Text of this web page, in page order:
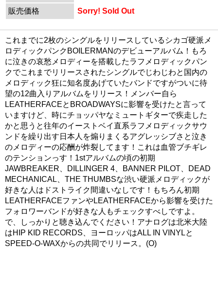
販売価格
Sorry! Sold Out
これまでに2枚のシングルをリリースしているシカゴ硬派メ
ロディックパンクBOILERMANのデビューアルバム！もろ
に泣きの哀愁メロディーを搭載したラフメロディックパン
クでこれまでリリースされたシングルでじわじわと国内の
メロディック狂に知名度あげていたバンドですがついに待
望の12曲入りアルバムをリリース！メンバー自ら
LEATHERFACEとBROADWAYSに影響を受けたと言って
いますけど、時にチョッパヤなミュートギターで疾走した
かと思うと往年のイーストベイ直系ラフメロディックサウ
ンドを繰り出す日本人を煽りまくるアグレッシブさと泣き
のメロディーの応酬が炸裂してます！これは血管ブチギレ
のテンションっす！1stアルバムの頃の初期
JAWBREAKER、DILLINGER 4、BANNER PILOT、DEAD
MECHANICAL、THE THUMBSな渋い硬派メロディックが
好きな人はドストライク間違いなしです！もちろん初期
LEATHERFACEファンやLEATHERFACEから影響を受けた
フォロワーバンドが好きな人もチェックすべしですよ。
で、しっかりと聴き込んでください！アナログは北米大陸
はHIP KID RECORDS、ヨーロッパはALL IN VINYLと
SPEED-O-WAXからの共同でリリース。(O)